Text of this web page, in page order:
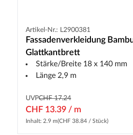
Artikel-Nr.: L2900381
Fassadenverkleidung
Glattkantbrett
Stärke/Breite 18 x 140 mm
Länge 2,9 m
UVPCHF 17.24
CHF 13.39 / m
Inhalt: 2.9 m(CHF 38.84 / Stück)